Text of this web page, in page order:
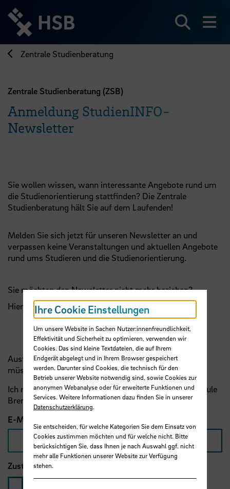
zum
Seiteninhalt
springen
Zentrale Studienberatung
Zentrale Studienberatung (ZSB)
Anmeldung StudienINFO-
Newsletter
Sie wollen wissen, wann interessante Angebote rund um
die Studienorientierung stattfinden? Die Zentrale
Studienberatung hält Sie auf dem Laufenden!
Melden Sie sich jetzt für unseren Newsletter an und
verpassen keine Veranstaltungen und aktuellen Angebote
rund ums Studieren und die Studienorientierung.
Sie möchten den Newsletter nicht mehr beziehen?
Hier können Sie sichabmelden.
Ausfüllhinweis: Felder, die mit einem * markiert sind,
müssen ausgefüllt werden.
Ich möchte den StudienINFO-Newsletter der Hochschule
Bremen abonnieren:
E-Mail
Zustimmung Datenschutzhinweise
Ihre Cookie Einstellungen
Um unsere Website in Sachen Nutzer:innenfreundlichkeit,
Effektivität und Sicherheit zu optimieren, verwenden wir
Cookies. Das sind kleine Textdateien, die auf Ihrem
Endgerät abgelegt und in Ihrem Browser gespeichert
werden. Darunter sind Cookies, die technisch für den
Betrieb unserer Website notwendig sind, sowie Cookies zur
anonymen Webanalyse oder für erweiterte Funktionen und
Services. Weitere Informationen dazu finden Sie in unserer
Datenschutzerklärung.
Sie entscheiden, für welche Kategorien Sie dem Einsatz von
Cookies zustimmen möchten und für welche nicht. Bitte
berücksichtigen Sie, dass Ihnen je nach Auswahl ggf. nicht
mehr alle Funktionen unserer Website zur Verfügung
stehen.